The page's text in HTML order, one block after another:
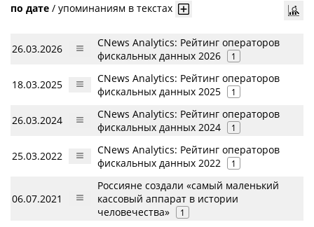
по дате / упоминаниям в текстах
26.03.2026
CNews Analytics: Рейтинг операторов
фискальных данных 2026
1
18.03.2025
CNews Analytics: Рейтинг операторов
фискальных данных 2025
1
26.03.2024
CNews Analytics: Рейтинг операторов
фискальных данных 2024
1
25.03.2022
CNews Analytics: Рейтинг операторов
фискальных данных 2022
1
06.07.2021
Россияне создали «самый маленький
кассовый аппарат в истории
человечества»
1